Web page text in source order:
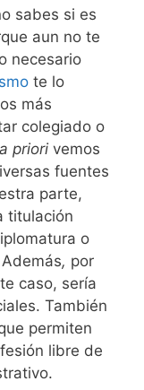
sabes si es
aun no te
necesario
te lo
más
colegiado o
a priori vemos
fuentes
parte,
titulación
o
Además, por
caso, sería
También
permiten
libre de